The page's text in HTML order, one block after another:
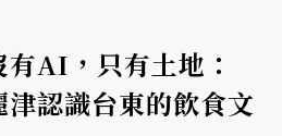
有AI，只有土地：
認識台東的飲食文